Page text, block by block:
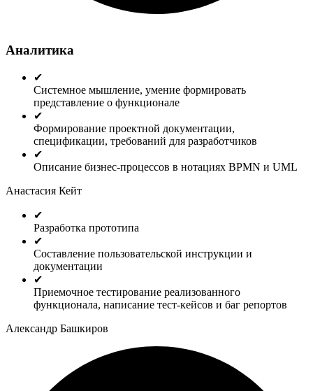
Аналитика
✔
Системное мышление, умение формировать
представление о функционале
✔
Формирование проектной документации,
спецификации, требований для разработчиков
✔
Описание бизнес-процессов в нотациях BPMN и UML
Анастасия Кейт
✔
Разработка прототипа
✔
Составление пользовательской инструкции и
документации
✔
Приемочное тестирование реализованного
функционала, написание тест-кейсов и баг репортов
Александр Башкиров